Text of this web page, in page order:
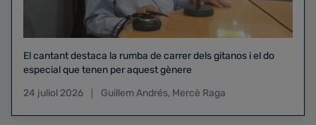
El cantant destaca la rumba de carrer dels gitanos i el do
especial que tenen per aquest gènere
24 juliol 2026
Guillem Andrés, Mercè Raga